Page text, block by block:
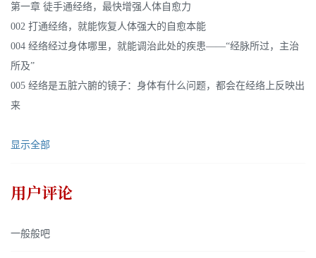
第一章 徒手通经络，最快增强人体自愈力
002 打通经络，就能恢复人体强大的自愈本能
004 经络经过身体哪里，就能调治此处的疾患——“经脉所过，主治
所及”
005 经络是五脏六腑的镜子：身体有什么问题，都会在经络上反映出
来
显示全部
用户评论
一般般吧